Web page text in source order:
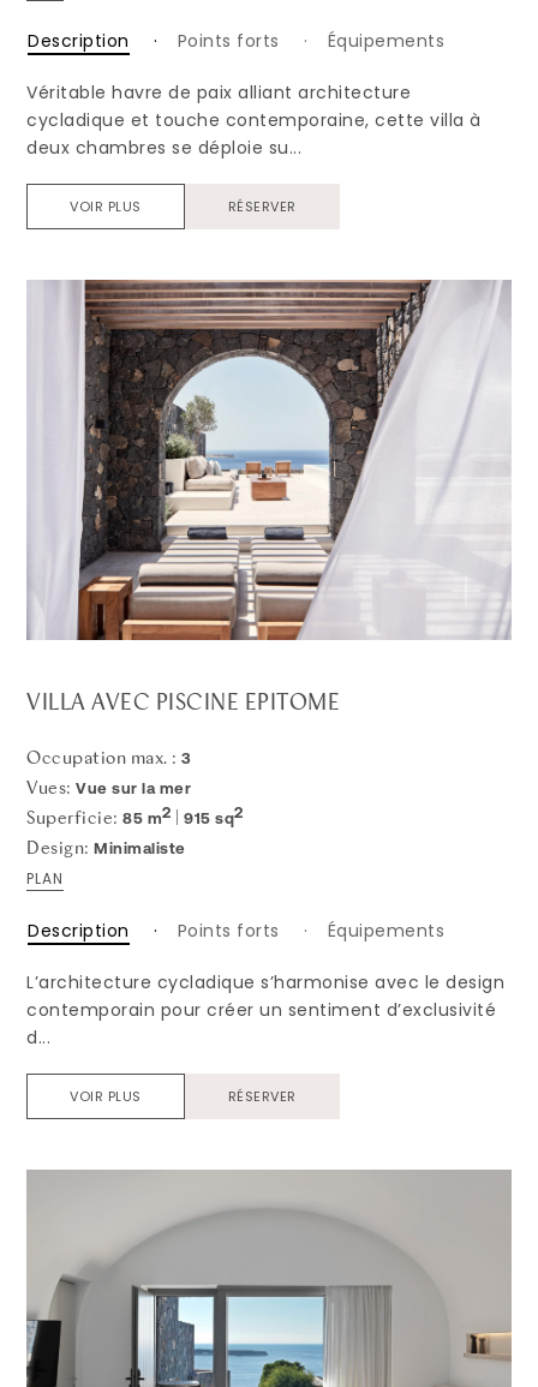
Description Points forts Équipements
Véritable havre de paix alliant architecture
cycladique et touche contemporaine, cette villa à
deux chambres se déploie su...
VOIR PLUS RÉSERVER
VILLA AVEC PISCINE EPITOME
Description Points forts Équipements
L’architecture cycladique s’harmonise avec le design
contemporain pour créer un sentiment d’exclusivité
d...
VOIR PLUS RÉSERVER
Occupation max. :3
Vues:Vue sur la mer
Superficie:85 m2 |915 sq2
Design:Minimaliste
PLAN